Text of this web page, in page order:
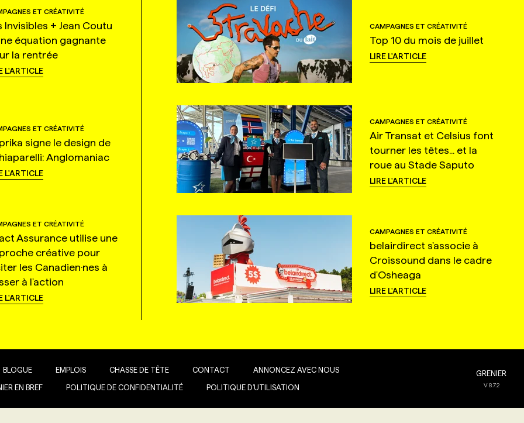
ET CRÉATIVITÉ
Invisibles + Jean Coutu
équation gagnante
la rentrée
L'ARTICLE
CAMPAGNES ET CRÉATIVITÉ
Top 10 du mois de juillet
LIRE L'ARTICLE
ET CRÉATIVITÉ
signe le design de
Anglomaniac
L'ARTICLE
CAMPAGNES ET CRÉATIVITÉ
Air Transat et Celsius font
tourner les têtes... et la
roue au Stade Saputo
LIRE L'ARTICLE
ET CRÉATIVITÉ
Assurance utilise une
créative pour
les Canadien·nes à
à l'action
L'ARTICLE
CAMPAGNES ET CRÉATIVITÉ
belairdirect s'associe à
Croissound dans le cadre
d'Osheaga
LIRE L'ARTICLE
BLOGUE EMPLOIS CHASSE DE TÊTE CONTACT ANNONCEZ AVEC NOUS
EN BREF POLITIQUE DE CONFIDENTIALITÉ POLITIQUE D’UTILISATION
GRENIER
V8.7.2